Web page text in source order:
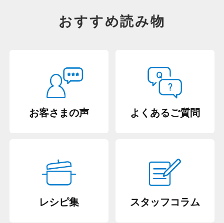
おすすめ読み物
お客さまの声 よくあるご質問
レシピ集 スタッフコラム